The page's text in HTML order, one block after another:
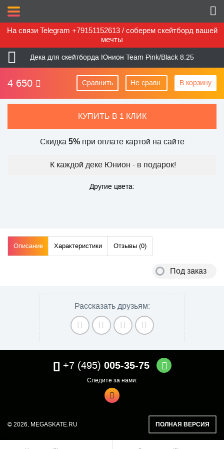
На связи Telegram +79151152613 / соберем скейтборд вашей
мечты
Дека для скейтборда Юнион Team Pink/Black 8.25
4 650 В корзину
Сравнить Не сравн.
КУПИТЬ В 1 КЛИК
Скидка 5%при оплате картой на сайте
К каждой деке Юнион - в подарок!
Другие цвета:
Описание Характеристики Отзывы (0)
Под заказ
Рассказать друзьям:
+7 (495) 005-35-75
Следите за нами:
© 2026, MEGASKATE.RU ПОЛНАЯ ВЕРСИЯ